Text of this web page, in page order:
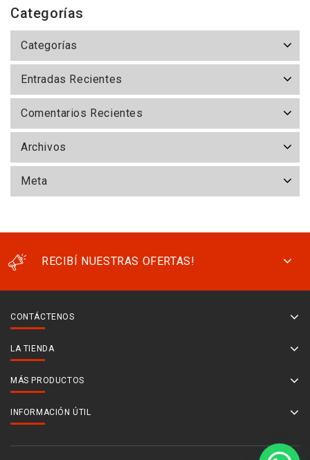
Categorías
Categorías
Entradas Recientes
Comentarios Recientes
Archivos
Meta
RECIBÍ NUESTRAS OFERTAS!
CONTÁCTENOS
LA TIENDA
MÁS PRODUCTOS
INFORMACIÓN ÚTIL